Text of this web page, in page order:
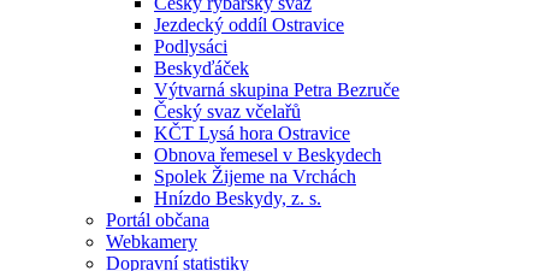
Jezdecký oddíl Ostravice
Podlysáci
Beskyďáček
Výtvarná skupina Petra Bezruče
Český svaz včelařů
KČT Lysá hora Ostravice
Obnova řemesel v Beskydech
Spolek Žijeme na Vrchách
Hnízdo Beskydy, z. s.
Portál občana
Webkamery
Dopravní statistiky